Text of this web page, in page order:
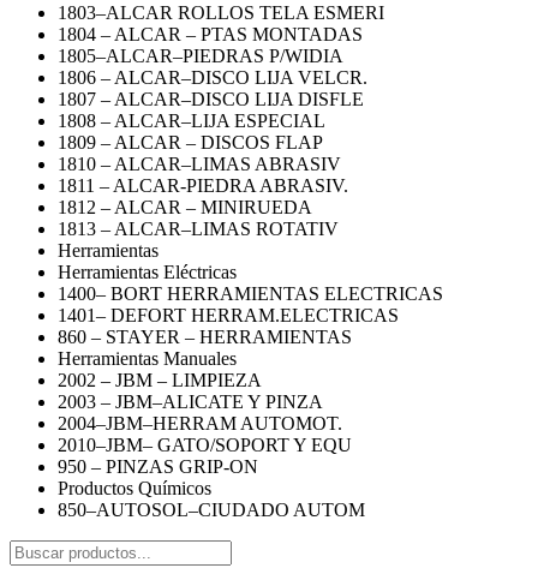
1803–ALCAR ROLLOS TELA ESMERI
1804 – ALCAR – PTAS MONTADAS
1805–ALCAR–PIEDRAS P/WIDIA
1806 – ALCAR–DISCO LIJA VELCR.
1807 – ALCAR–DISCO LIJA DISFLE
1808 – ALCAR–LIJA ESPECIAL
1809 – ALCAR – DISCOS FLAP
1810 – ALCAR–LIMAS ABRASIV
1811 – ALCAR-PIEDRA ABRASIV.
1812 – ALCAR – MINIRUEDA
1813 – ALCAR–LIMAS ROTATIV
Herramientas
Herramientas Eléctricas
1400– BORT HERRAMIENTAS ELECTRICAS
1401– DEFORT HERRAM.ELECTRICAS
860 – STAYER – HERRAMIENTAS
Herramientas Manuales
2002 – JBM – LIMPIEZA
2003 – JBM–ALICATE Y PINZA
2004–JBM–HERRAM AUTOMOT.
2010–JBM– GATO/SOPORT Y EQU
950 – PINZAS GRIP-ON
Productos Químicos
850–AUTOSOL–CIUDADO AUTOM